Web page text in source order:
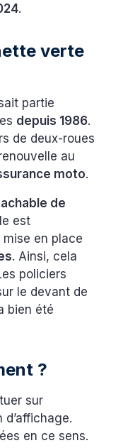
.
verte
partie
depuis 1986.
de deux-roues
au
moto.
de
est
en place
. Ainsi, cela
policiers
le devant de
bien été
?
sur
en ce sens.